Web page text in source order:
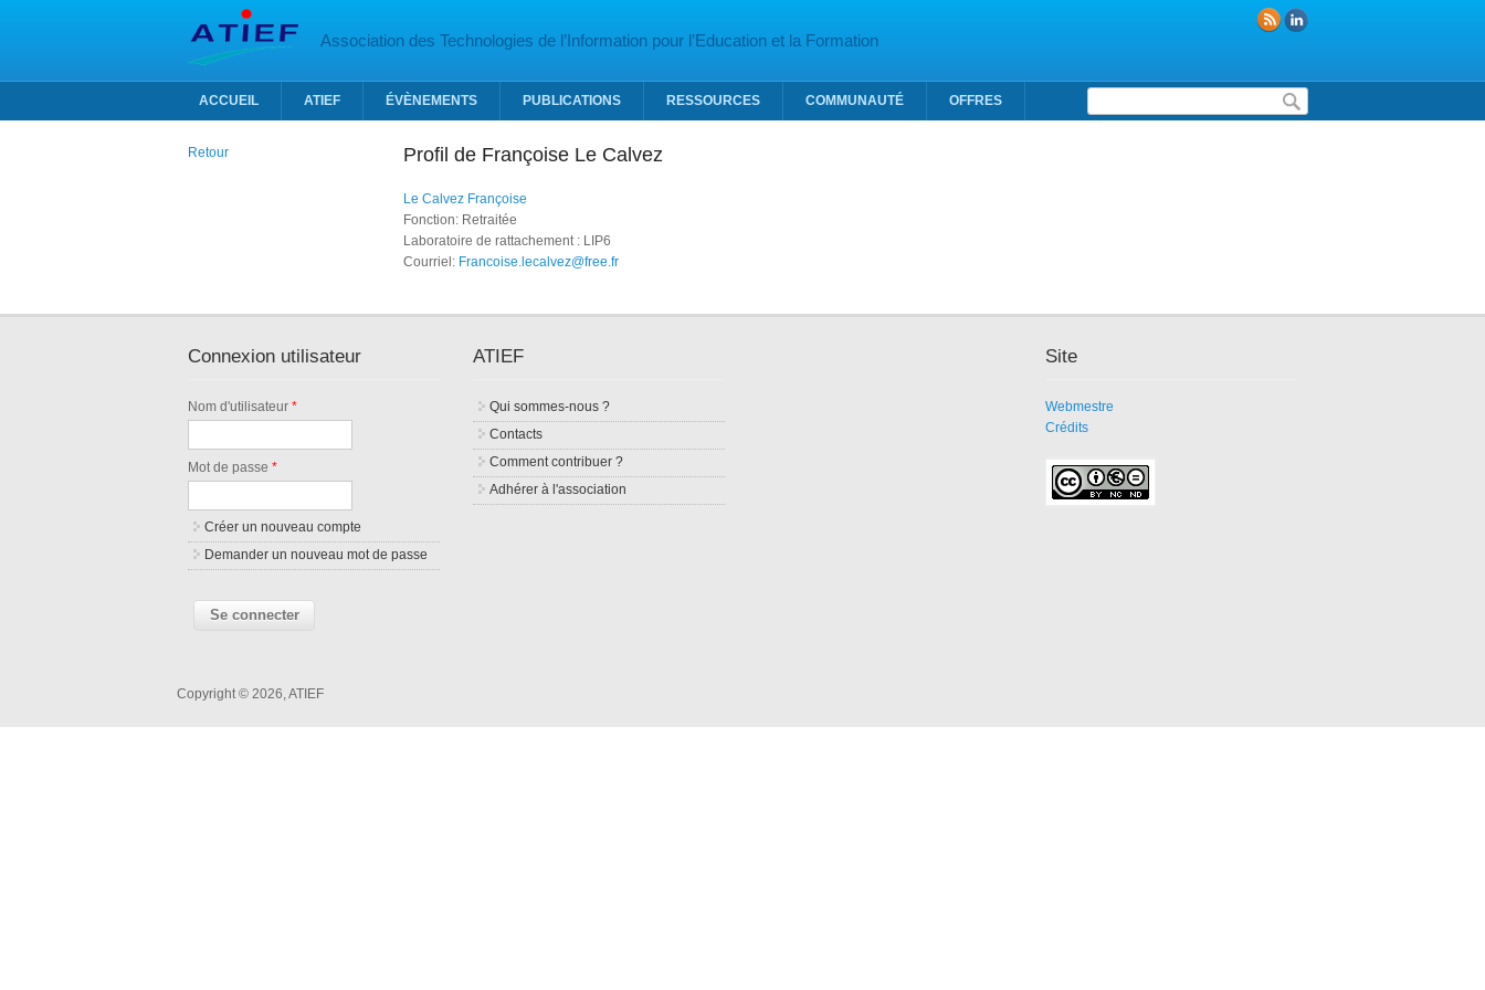
Association des Technologies de l’Information pour l’Education et la Formation
Formulaire de recherche
ACCUEIL ATIEF ÉVÈNEMENTS PUBLICATIONS RESSOURCES COMMUNAUTÉ OFFRES
Profil de Françoise Le Calvez
Le Calvez Françoise
Fonction: Retraitée
Laboratoire de rattachement : LIP6
Courriel: Francoise.lecalvez@free.fr
Retour
Connexion utilisateur
Nom d'utilisateur*
Mot de passe*
Créer un nouveau compte
Demander un nouveau mot de passe
ATIEF
Qui sommes-nous ?
Contacts
Comment contribuer ?
Adhérer à l'association
Site
Webmestre
Crédits
Copyright © 2026, ATIEF